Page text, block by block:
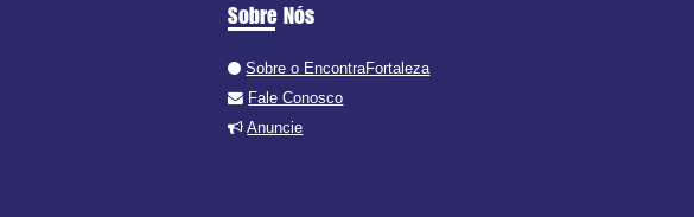
Sobre Nós
Sobre o EncontraFortaleza
Fale Conosco
Anuncie